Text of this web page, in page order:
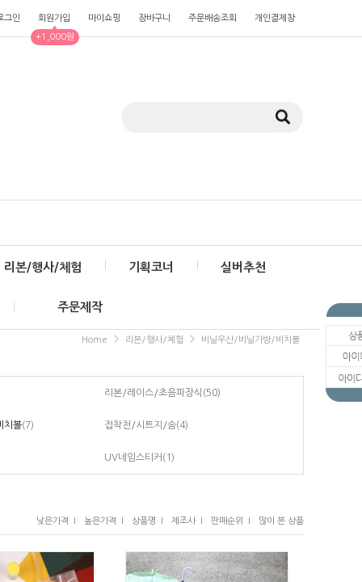
그인 회원가입
▲
+1,000원
마이쇼핑 장바구니 주문배송조회 개인결제창
리본/행사/체험 기획코너 실버추천
주문제작
Home > 리본/행사/체험 > 비닐우산/비닐가방/비치볼
리본/레이스/초음파장식 (50)
치볼(7) 접착천/시트지/솜(4)
UV네임스티커 (1)
낮은가격 I 높은가격 I 상품명 I 제조사 I 판매순위 I 많이 본 상품